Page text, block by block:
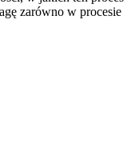
zarówno w procesie